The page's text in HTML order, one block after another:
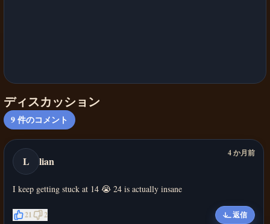
ディスカッション
9件のコメント
L lian
4 か月前
I keep getting stuck at 14 😭 24 is actually insane
21 2 返信